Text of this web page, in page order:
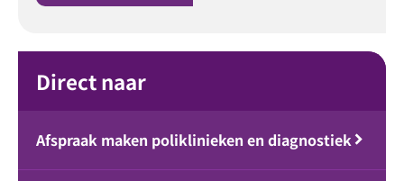
Direct naar
Afspraak maken poliklinieken en diagnostiek